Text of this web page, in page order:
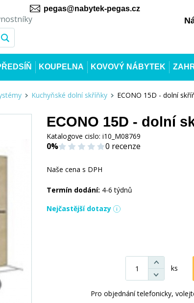
pegas@nabytek-pegas.cz
KOUPELNA KOVOVÝ NÁBYTEK
Kuchyňské dolní skříňky ECONO 15D - dolní
ECONO 15D - dolní
Katalogove cislo: i10_M08769
0% 0 recenze
Naše cena s DPH
Termín dodání: 4-6 týdnů
Nejčastější dotazy
ks
Pro objednání telefonicky,